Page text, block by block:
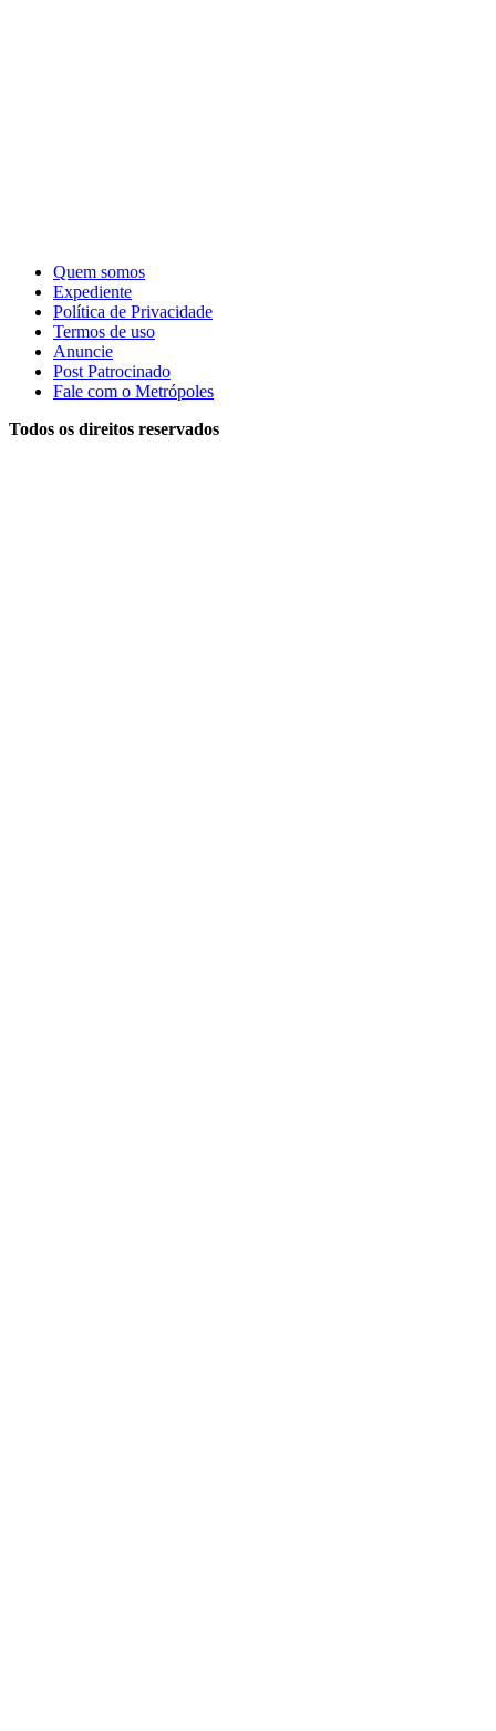
Quem somos
Expediente
Política de Privacidade
Termos de uso
Anuncie
Post Patrocinado
Fale com o Metrópoles
Todos os direitos reservados